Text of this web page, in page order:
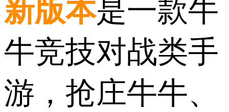
新版本是一款牛
牛竞技对战类手
游，抢庄牛牛、